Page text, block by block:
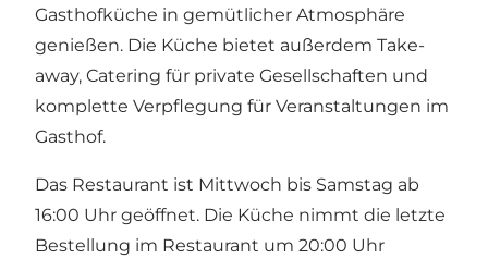
Gasthofküche in gemütlicher Atmosphäre
genießen. Die Küche bietet außerdem Take-
away, Catering für private Gesellschaften und
komplette Verpflegung für Veranstaltungen im
Gasthof.
Das Restaurant ist Mittwoch bis Samstag ab
16:00 Uhr geöffnet. Die Küche nimmt die letzte
Bestellung im Restaurant um 20:00 Uhr